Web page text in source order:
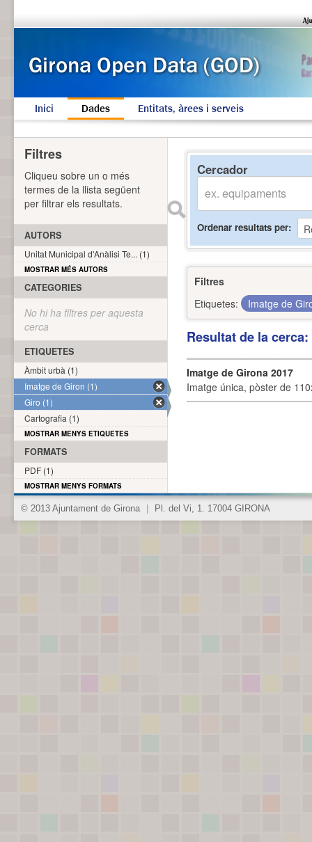
Inici Dades Entitats, àrees i serveis
Cercador
Ordenar resultats per
Filtres
Etiquetes:
Imatge de
Resultat de la
Imatge de Girona 2017
Imatge única, pòster de
Filtres
Cliqueu sobre un o més
termes de la llista següent
per filtrar els resultats.
AUTORS
Unitat Municipal d'Anàlisi Te... (1)
MOSTRAR MÉS AUTORS
CATEGORIES
No hi ha filtres per aquesta
cerca
ETIQUETES
Àmbit urbà (1)
Imatge de Giron (1)
Giro (1)
Cartografia (1)
MOSTRAR MENYS ETIQUETES
FORMATS
PDF (1)
MOSTRAR MENYS FORMATS
© 2013 Ajuntament de Girona Pl. del Vi, 1. 17004 GIRONA